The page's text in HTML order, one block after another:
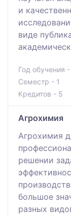
и
виде
Год обучения
Семестр - 1
Кредитов - 5
Агрохимия
Агрохимия
решении
большое
разных